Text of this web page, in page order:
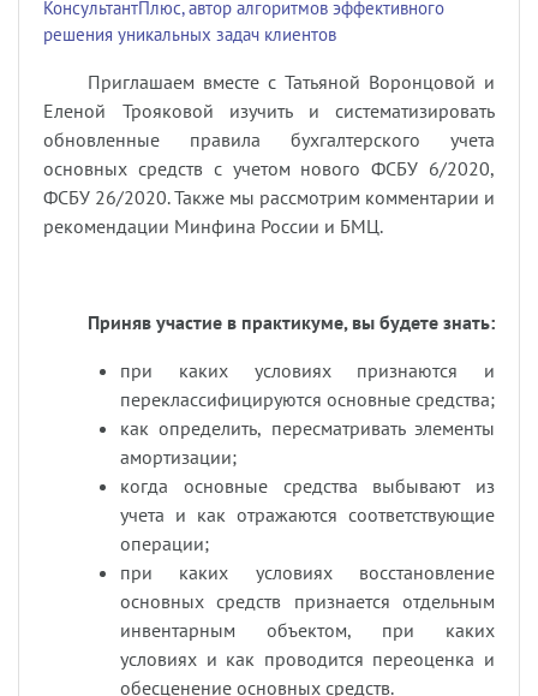
КонсультантПлюс, автор алгоритмов эффективного
решения уникальных задач клиентов
Приглашаем вместе с Татьяной Воронцовой и
Еленой Трояковой изучить и систематизировать
обновленные правила бухгалтерского учета
основных средств с учетом нового ФСБУ 6/2020,
ФСБУ 26/2020. Также мы рассмотрим комментарии и
рекомендации Минфина России и БМЦ.
Приняв участие в практикуме, вы будете знать:
при каких условиях признаются и
переклассифицируются основные средства;
как определить, пересматривать элементы
амортизации;
когда основные средства выбывают из
учета и как отражаются соответствующие
операции;
при каких условиях восстановление
основных средств признается отдельным
инвентарным объектом, при каких
условиях и как проводится переоценка и
обесценение основных средств.